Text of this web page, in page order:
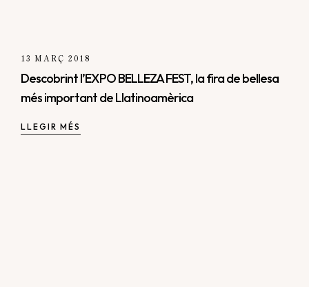
13 MARÇ 2018
Descobrint l’EXPO BELLEZA FEST, la fira de bellesa
més important de Llatinoamèrica
LLEGIR MÉS